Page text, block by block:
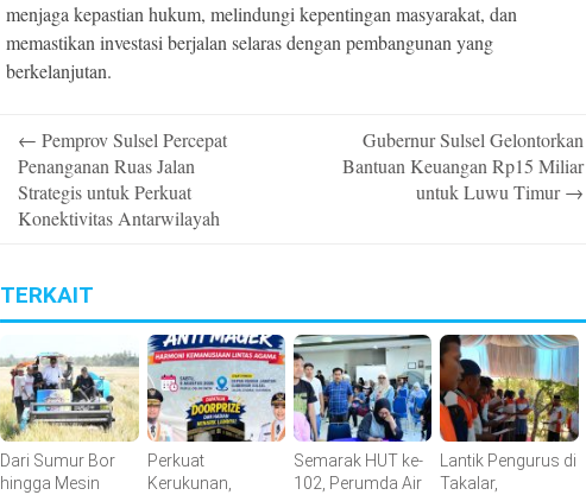
menjaga kepastian hukum, melindungi kepentingan masyarakat, dan
memastikan investasi berjalan selaras dengan pembangunan yang
berkelanjutan.
navigation
← Pemprov Sulsel Percepat
Penanganan Ruas Jalan
Strategis untuk Perkuat
Konektivitas Antarwilayah
Gubernur Sulsel Gelontorkan
Bantuan Keuangan Rp15 Miliar
untuk Luwu Timur→
TERKAIT
Dari Sumur Bor
hingga Mesin
Perkuat
Kerukunan,
Semarak HUT ke-
102, Perumda Air
Lantik Pengurus di
Takalar,